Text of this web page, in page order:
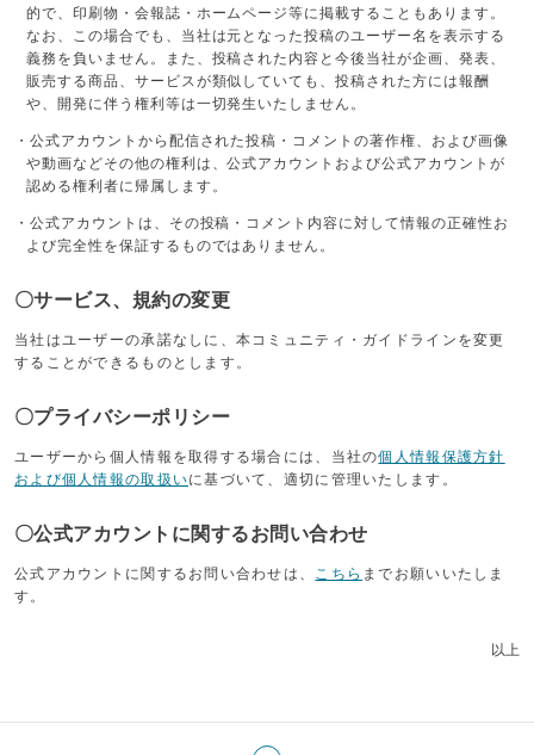
的で、印刷物・会報誌・ホームページ等に掲載することもあります。
なお、この場合でも、当社は元となった投稿のユーザー名を表示する
義務を負いません。また、投稿された内容と今後当社が企画、発表、
販売する商品、サービスが類似していても、投稿された方には報酬
や、開発に伴う権利等は一切発生いたしません。
・公式アカウントから配信された投稿・コメントの著作権、および画像
や動画などその他の権利は、公式アカウントおよび公式アカウントが
認める権利者に帰属します。
・公式アカウントは、その投稿・コメント内容に対して情報の正確性お
よび完全性を保証するものではありません。
〇サービス、規約の変更
当社はユーザーの承諾なしに、本コミュニティ・ガイドラインを変更
することができるものとします。
〇プライバシーポリシー
ユーザーから個人情報を取得する場合には、当社の個人情報保護方針
および個人情報の取扱いに基づいて、適切に管理いたします。
〇公式アカウントに関するお問い合わせ
公式アカウントに関するお問い合わせは、 こちら までお願いいたしま
す。
以上